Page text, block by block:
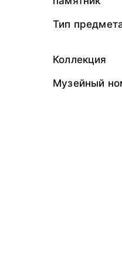
Тип
Коллекция
Музейный